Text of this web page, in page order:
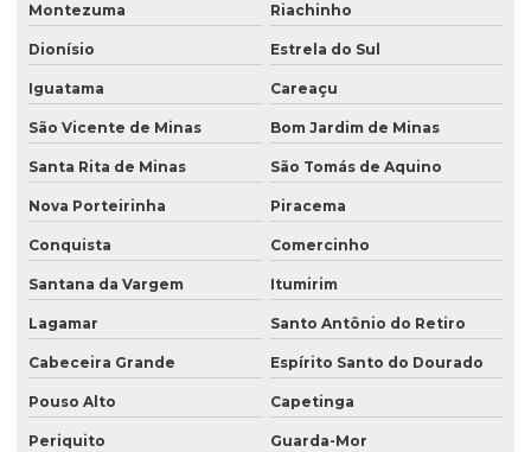
Montezuma Riachinho
Dionísio Estrela do Sul
Iguatama Careaçu
São Vicente de Minas Bom Jardim de Minas
Santa Rita de Minas São Tomás de Aquino
Nova Porteirinha Piracema
Conquista Comercinho
Santana da Vargem Itumirim
Lagamar Santo Antônio do Retiro
Cabeceira Grande Espírito Santo do Dourado
Pouso Alto Capetinga
Periquito Guarda-Mor